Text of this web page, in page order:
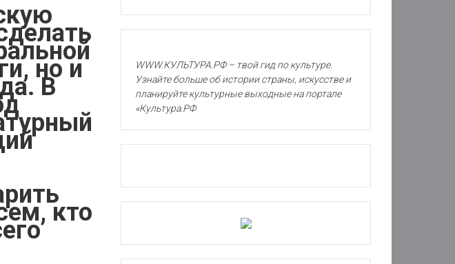
но и
В
кто
WWW.КУЛЬТУРА.РФ – твой гид по культуре.
Узнайте больше об истории страны, искусстве и
планируйте культурные выходные на портале
«Культура.РФ